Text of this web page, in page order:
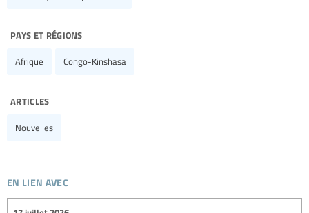
pays et régions
Afrique Congo-Kinshasa
articles
Nouvelles
en lien avec